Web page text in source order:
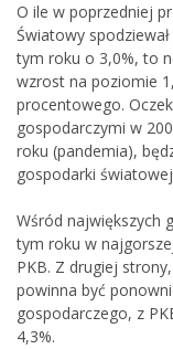
O ile w poprzedniej
Światowy
tym roku o 3,0%, to
wzrost na poziomie
procentowego.
gospodarczymi w
roku (pandemia),
gospodarki
Wśród największych
tym roku w
PKB. Z drugiej
powinna być
gospodarczego, z
4,3%.